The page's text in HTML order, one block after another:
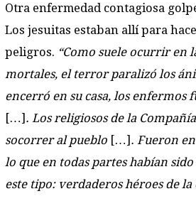
Otra enfermedad contagiosa
Los jesuitas estaban allí para
peligros. “Como suele ocurrir en
mortales, el terror paralizó los
encerró en su casa, los enfermos
[…] . Los religiosos de la
socorrer al pueblo […] . Fueron
lo que en todas partes habían
este tipo: verdaderos héroes de la